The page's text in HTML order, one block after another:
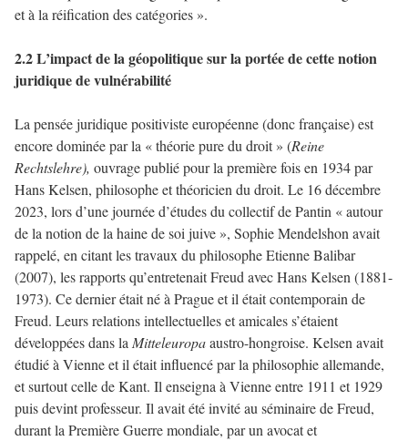
et à la réification des catégories ».
2.2 L’impact de la géopolitique sur la portée de cette notion
juridique de vulnérabilité
La pensée juridique positiviste européenne (donc française) est
encore dominée par la « théorie pure du droit » (Reine
Rechtslehre), ouvrage publié pour la première fois en 1934 par
Hans Kelsen, philosophe et théoricien du droit. Le 16 décembre
2023, lors d’une journée d’études du collectif de Pantin « autour
de la notion de la haine de soi juive », Sophie Mendelshon avait
rappelé, en citant les travaux du philosophe Etienne Balibar
(2007), les rapports qu’entretenait Freud avec Hans Kelsen (1881-
1973). Ce dernier était né à Prague et il était contemporain de
Freud. Leurs relations intellectuelles et amicales s’étaient
développées dans la Mitteleuropaaustro-hongroise. Kelsen avait
étudié à Vienne et il était influencé par la philosophie allemande,
et surtout celle de Kant. Il enseigna à Vienne entre 1911 et 1929
puis devint professeur. Il avait été invité au séminaire de Freud,
durant la Première Guerre mondiale, par un avocat et